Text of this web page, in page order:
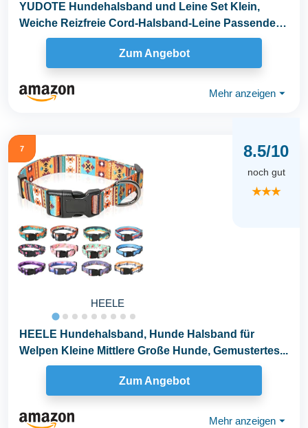
YUDOTE Hundehalsband und Leine Set Klein,
Weiche Reizfreie Cord-Halsband-Leine Passende
Combo für...
Zum Angebot
Mehr anzeigen ⏷
7
HEELE
8.5/10
noch gut
★★★
HEELE Hundehalsband, Hunde Halsband für
Welpen Kleine Mittlere Große Hunde, Gemustertes...
Zum Angebot
Mehr anzeigen ⏷